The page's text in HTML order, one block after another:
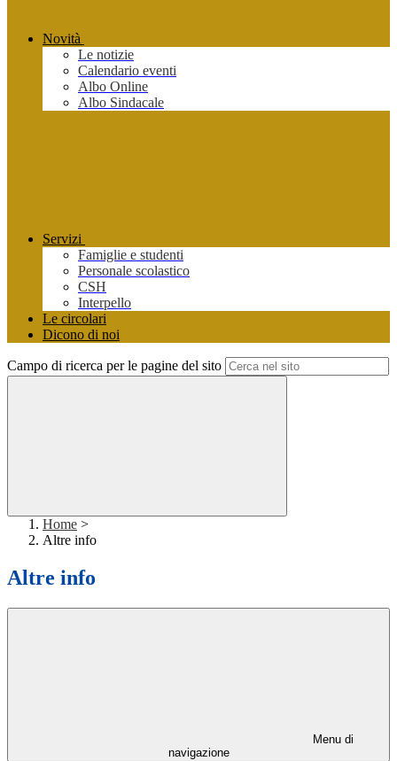
Novità
Le notizie
Calendario eventi
Albo Online
Albo Sindacale
Servizi
Famiglie e studenti
Personale scolastico
CSH
Interpello
Le circolari
Dicono di noi
Campo di ricerca per le pagine del sito
Home >
Altre info
Altre info
Menu di
navigazione